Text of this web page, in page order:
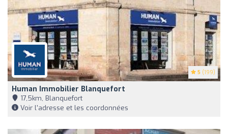
5 (199)
Human Immobilier Blanquefort
17,5km, Blanquefort
Voir l'adresse et les coordonnées